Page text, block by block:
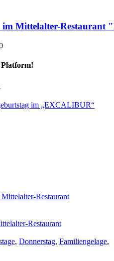
im Mittelalter-
Platform!
im „EXCALIBUR“
Restaurant
Restaurant
, Donnerstag, Familiengelage,